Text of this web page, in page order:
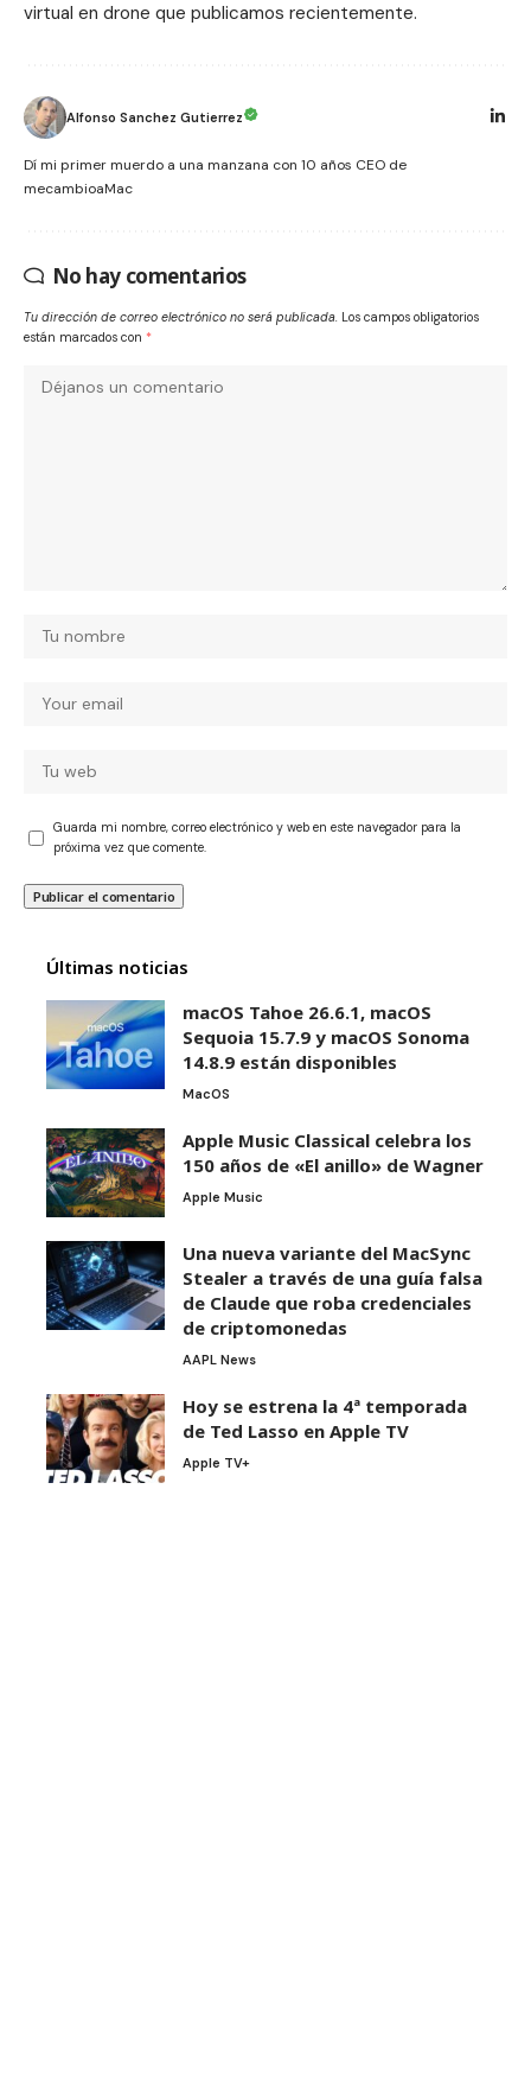
virtual en drone que publicamos recientemente.
Alfonso Sanchez Gutierrez
Dí mi primer muerdo a una manzana con 10 años CEO de
mecambioaMac
No hay comentarios
Tu dirección de correo electrónico no será publicada. Los campos obligatorios
están marcados con *
Guarda mi nombre, correo electrónico y web en este navegador para la
próxima vez que comente.
Últimas noticias
macOS Tahoe 26.6.1, macOS
Sequoia 15.7.9 y macOS Sonoma
14.8.9 están disponibles
MacOS
Apple Music Classical celebra los
150 años de «El anillo» de Wagner
Apple Music
Una nueva variante del MacSync
Stealer a través de una guía falsa
de Claude que roba credenciales
de criptomonedas
AAPL News
Hoy se estrena la 4ª temporada
de Ted Lasso en Apple TV
Apple TV+